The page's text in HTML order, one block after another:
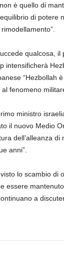
è quello di
di potere
qualcosa, il
intensificherà
“Hezbollah
fenomeno
ministro
il nuovo Medio
dell’alleanza di
anni”.
lo scambio di
essere
a